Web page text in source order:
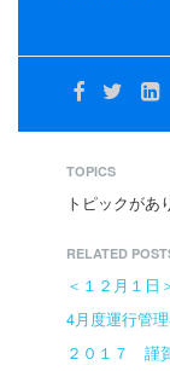
TOPICS
トピックがあ
RELATED
＜１２月１日
4月度運行管
２０１７ 謹